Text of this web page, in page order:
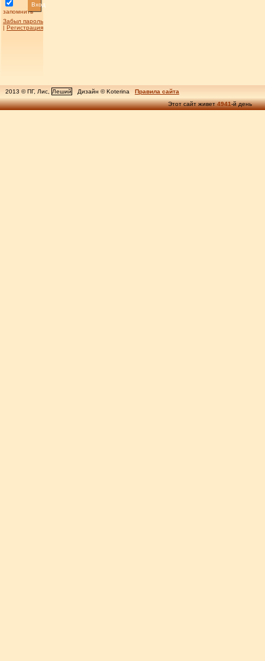
запомнить
Вход
Забыл пароль
| Регистрация
2013 © ПГ, Лис, Леший Дизайн © Koterina
Правила сайта
Этот сайт живет4941-й день